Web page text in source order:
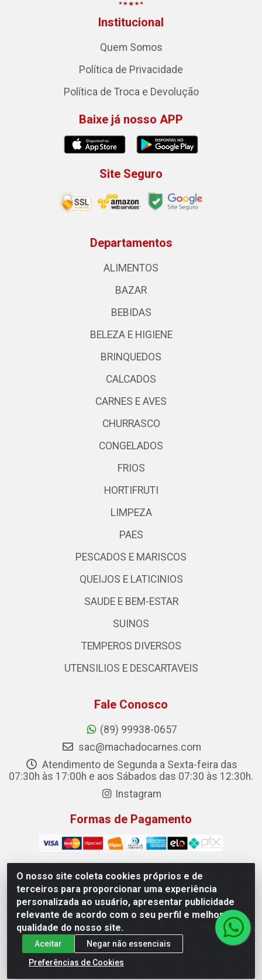
O nosso site coleta cookies próprios e de
terceiros para proporcionar uma experiência
personalizada ao usuário, apresentar publicidade
relevante de acordo com o seu perfil e melhorar a
qualidade do nosso site.
Aceitar
Negar não essenciais
Preferências de Cookies
Institucional
Quem Somos
Política de Privacidade
Política de Troca e Devolução
Baixe já nosso APP
Site Seguro
Departamentos
ALIMENTOS
BAZAR
BEBIDAS
BELEZA E HIGIENE
BRINQUEDOS
CALCADOS
CARNES E AVES
CHURRASCO
CONGELADOS
FRIOS
HORTIFRUTI
LIMPEZA
PAES
PESCADOS E MARISCOS
QUEIJOS E LATICINIOS
SAUDE E BEM-ESTAR
SUINOS
TEMPEROS DIVERSOS
UTENSILIOS E DESCARTAVEIS
Fale Conosco
(89) 99938-0657
sac@machadocarnes.com
Atendimento de Segunda a Sexta-feira das
07:30h às 17:00h e aos Sábados das 07:30 às 12:30h.
Instagram
Formas de Pagamento
Machado Carnes Distribuidora de Alimentos LTDA -
Logradouro: Avenida Candido Aleixo, 148 - Centro - Oeiras/PI
- CEP 64.500-000 - 31.391.008/0001-50